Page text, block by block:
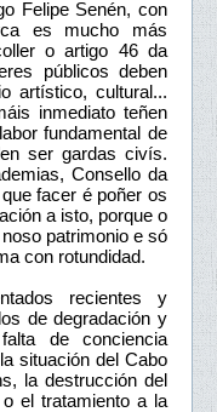
Felipe Senén, con
es mucho más
o artigo 46 da
públicos deben
artístico, cultural...
inmediato teñen
fundamental de
ser gardas civís.
Consello da
facer é poñer os
a isto, porque o
patrimonio e só
con rotundidad.
recientes y
de degradación y
de conciencia
situación del Cabo
la destrucción del
el tratamiento a la